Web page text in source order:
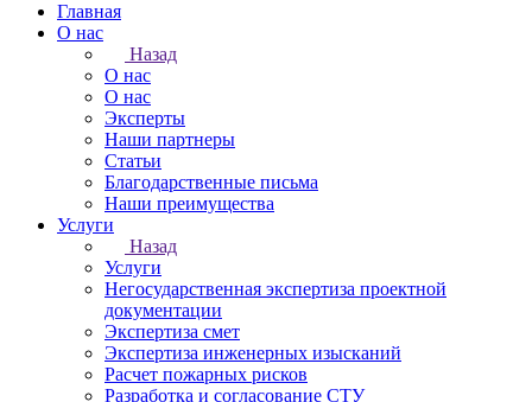
Главная
О нас
Назад
О нас
О нас
Эксперты
Наши партнеры
Статьи
Благодарственные письма
Наши преимущества
Услуги
Назад
Услуги
Негосударственная экспертиза проектной
документации
Экспертиза смет
Экспертиза инженерных изысканий
Расчет пожарных рисков
Разработка и согласование СТУ